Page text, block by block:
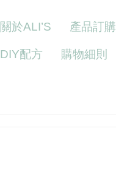
關於ALI’S 產品訂購
DIY配方 購物細則